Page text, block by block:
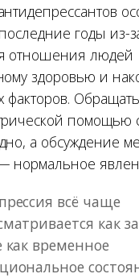
годы из-
отношения людей
здоровью и
факторов.
помощью
а обсуждение
нормальное
всё чаще
как
как временное